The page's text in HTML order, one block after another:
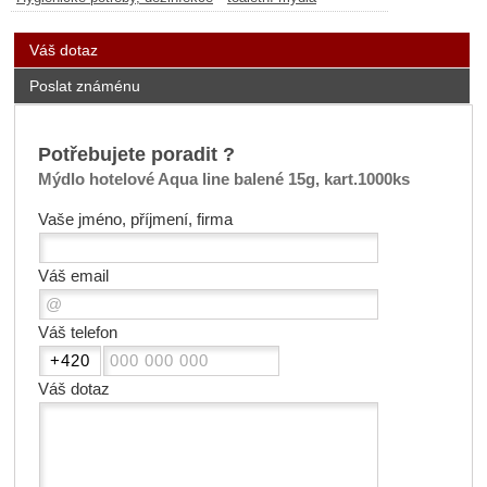
Váš dotaz
Poslat známénu
Potřebujete poradit ?
Mýdlo hotelové Aqua line balené 15g, kart.1000ks
Vaše jméno, příjmení, firma
Váš email
Váš telefon
Váš dotaz